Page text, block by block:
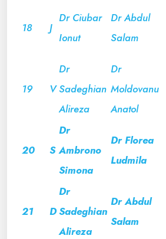
18 J
Dr Ciubar
Ionut
Dr Abdul
Salam
19 V
Dr
Sadeghian
Alireza
Dr
Moldovanu
Anatol
20 S
Dr
Ambrono
Simona
Dr Florea
Ludmila
21 D
Dr
Sadeghian
Alireza
Dr Abdul
Salam